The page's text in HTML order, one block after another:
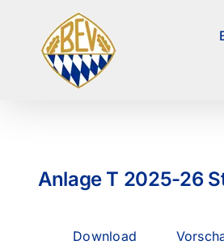
springen
Anlage T 2025-26
Download